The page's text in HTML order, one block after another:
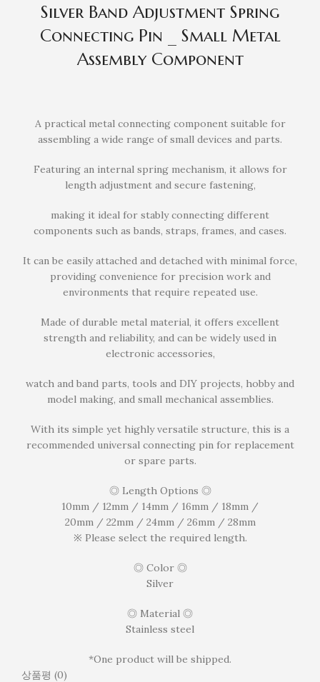
Silver Band Adjustment Spring
Connecting Pin _ Small Metal
Assembly Component
A practical metal connecting component suitable for
assembling a wide range of small devices and parts.
Featuring an internal spring mechanism, it allows for
length adjustment and secure fastening,
making it ideal for stably connecting different
components such as bands, straps, frames, and cases.
It can be easily attached and detached with minimal force,
providing convenience for precision work and
environments that require repeated use.
Made of durable metal material, it offers excellent
strength and reliability, and can be widely used in
electronic accessories,
watch and band parts, tools and DIY projects, hobby and
model making, and small mechanical assemblies.
With its simple yet highly versatile structure, this is a
recommended universal connecting pin for replacement
or spare parts.
◎ Length Options ◎
10mm / 12mm / 14mm / 16mm / 18mm /
20mm / 22mm / 24mm / 26mm / 28mm
※ Please select the required length.
◎ Color ◎
Silver
◎ Material ◎
Stainless steel
*One product will be shipped.
상품평 (0)